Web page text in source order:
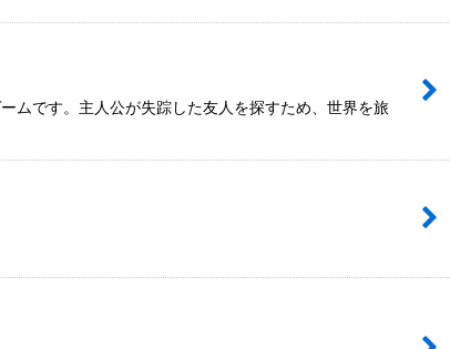
ムです。主人公が失踪した友人を探すため、世界を旅